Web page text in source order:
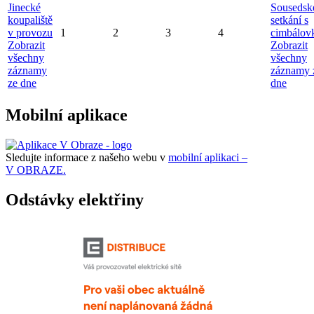
Jinecké
koupaliště
v provozu
Zobrazit
všechny
záznamy
ze dne
1 2 3 4
setkání s
Zobrazit
všechny
záznamy
dne
Mobilní aplikace
Sledujte informace z našeho webu v mobilní aplikaci –
V OBRAZE.
Odstávky elektřiny